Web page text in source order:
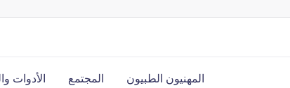
الأدوات المجتمع المهنيون الطبيون